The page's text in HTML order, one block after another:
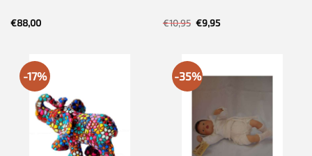
€88,00 €10,95 Oorspronkelijke
prijs
€9,95Huidige
-17% -35%